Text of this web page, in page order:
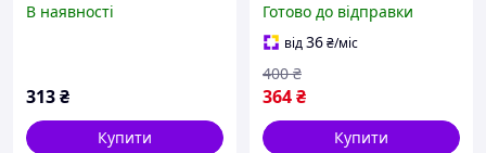
В наявності
313₴
Купити
Готово до відправки
від36₴/міс
364₴
400 ₴
Купити